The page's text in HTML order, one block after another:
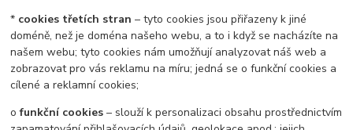
* cookies třetích stran– tyto cookies jsou přiřazeny k jiné
doméně, než je doména našeho webu, a to i když se nacházíte na
našem webu; tyto cookies nám umožňují analyzovat náš web a
zobrazovat pro vás reklamu na míru; jedná se o funkční cookies a
cílené a reklamní cookies;
ofunkční cookies– slouží k personalizaci obsahu prostřednictvím